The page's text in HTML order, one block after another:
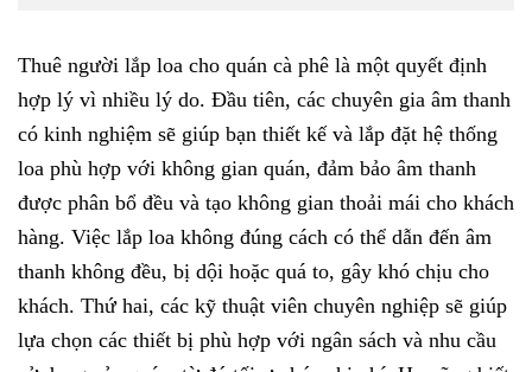
Thuê người lắp loa cho quán cà phê là một quyết định
hợp lý vì nhiều lý do. Đầu tiên, các chuyên gia âm thanh
có kinh nghiệm sẽ giúp bạn thiết kế và lắp đặt hệ thống
loa phù hợp với không gian quán, đảm bảo âm thanh
được phân bổ đều và tạo không gian thoải mái cho khách
hàng. Việc lắp loa không đúng cách có thể dẫn đến âm
thanh không đều, bị dội hoặc quá to, gây khó chịu cho
khách. Thứ hai, các kỹ thuật viên chuyên nghiệp sẽ giúp
lựa chọn các thiết bị phù hợp với ngân sách và nhu cầu